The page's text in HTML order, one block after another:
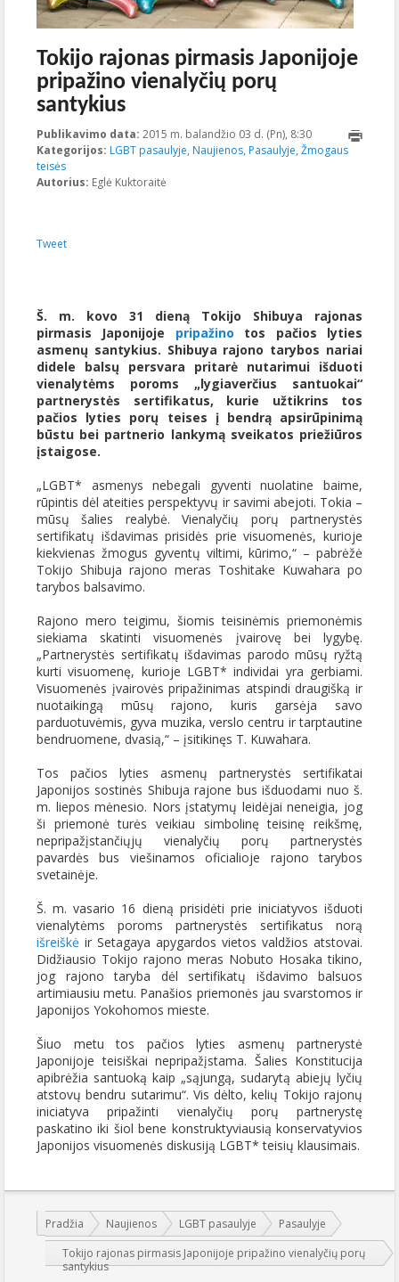
Tokijo rajonas pirmasis Japonijoje
pripažino vienalyčių porų
santykius
Publikavimo data: 2015 m. balandžio 03 d. (Pn), 8:30 2023-10-
Kategorijos: LGBT pasaulyje, Naujienos, Pasaulyje, Žmogaus
teisės
Autorius: Eglė Kuktoraitė
Tweet
Š. m. kovo 31 dieną Tokijo Shibuya rajonas
pirmasis Japonijoje pripažino tos pačios lyties
asmenų santykius. Shibuya rajono tarybos nariai
didele balsų persvara pritarė nutarimui išduoti
vienalytėms poroms „lygiaverčius santuokai“
partnerystės sertifikatus, kurie užtikrins tos
pačios lyties porų teises į bendrą apsirūpinimą
būstu bei partnerio lankymą sveikatos priežiūros
įstaigose.
„LGBT* asmenys nebegali gyventi nuolatine baime,
rūpintis dėl ateities perspektyvų ir savimi abejoti. Tokia –
mūsų šalies realybė. Vienalyčių porų partnerystės
sertifikatų išdavimas prisidės prie visuomenės, kurioje
kiekvienas žmogus gyventų viltimi, kūrimo,“ – pabrėžė
Tokijo Shibuja rajono meras Toshitake Kuwahara po
tarybos balsavimo.
Rajono mero teigimu, šiomis teisinėmis priemonėmis
siekiama skatinti visuomenės įvairovę bei lygybę.
„Partnerystės sertifikatų išdavimas parodo mūsų ryžtą
kurti visuomenę, kurioje LGBT* individai yra gerbiami.
Visuomenės įvairovės pripažinimas atspindi draugišką ir
nuotaikingą mūsų rajono, kuris garsėja savo
parduotuvėmis, gyva muzika, verslo centru ir tarptautine
bendruomene, dvasią,“ – įsitikinęs T. Kuwahara.
Tos pačios lyties asmenų partnerystės sertifikatai
Japonijos sostinės Shibuja rajone bus išduodami nuo š.
m. liepos mėnesio. Nors įstatymų leidėjai neneigia, jog
ši priemonė turės veikiau simbolinę teisinę reikšmę,
nepripažįstančiųjų vienalyčių porų partnerystės
pavardės bus viešinamos oficialioje rajono tarybos
svetainėje.
Š. m. vasario 16 dieną prisidėti prie iniciatyvos išduoti
vienalytėms poroms partnerystės sertifikatus norą
išreiškė ir Setagaya apygardos vietos valdžios atstovai.
Didžiausio Tokijo rajono meras Nobuto Hosaka tikino,
jog rajono taryba dėl sertifikatų išdavimo balsuos
artimiausiu metu. Panašios priemonės jau svarstomos ir
Japonijos Yokohomos mieste.
Šiuo metu tos pačios lyties asmenų partnerystė
Japonijoje teisiškai nepripažįstama. Šalies Konstitucija
apibrėžia santuoką kaip „sąjungą, sudarytą abiejų lyčių
atstovų bendru sutarimu“. Vis dėlto, kelių Tokijo rajonų
iniciatyva pripažinti vienalyčių porų partnerystę
paskatino iki šiol bene konstruktyviausią konservatyvios
Japonijos visuomenės diskusiją LGBT* teisių klausimais.
Jūs esate čia:
Pradžia Naujienos LGBT pasaulyje
Pasaulyje
Tokijo rajonas pirmasis Japonijoje pripažino vienalyčių porų
santykius